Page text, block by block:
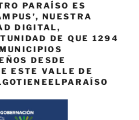
PARAÍSO ES
NUESTRA
DIGITAL,
DE QUE 1294
DESDE
ESTE VALLE DE